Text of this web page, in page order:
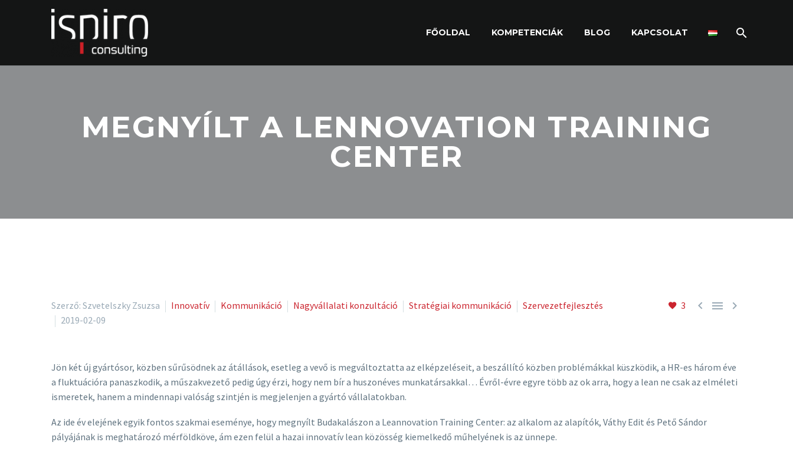
FŐOLDAL KOMPETENCIÁK BLOG KAPCSOLAT
MEGNYÍLT A LENNOVATION TRAINING
CENTER
3   
Szerző: Szvetelszky Zsuzsa Innovatív Kommunikáció Nagyvállalati konzultáció Stratégiai kommunikáció
Szervezetfejlesztés
2019-02-09
Jön két új gyártósor, közben sűrűsödnek az átállások, esetleg a vevő is megváltoztatta az elképzeléseit, a beszállító közben problémákkal küszködik, a HR-es három éve
a fluktuációra panaszkodik, a műszakvezető pedig úgy érzi, hogy nem bír a huszonéves munkatársakkal… Évről-évre egyre több az ok arra, hogy a lean ne csak az elméleti
ismeretek, hanem a mindennapi valóság szintjén is megjelenjen a gyártó vállalatokban.
Az ide év elejének egyik fontos szakmai eseménye, hogy megnyílt Budakalászon a Leannovation Training Center: az alkalom az alapítók, Váthy Edit és Pető Sándor
pályájának is meghatározó mérföldköve, ám ezen felül a hazai innovatív lean közösség kiemelkedő műhelyének is az ünnepe.